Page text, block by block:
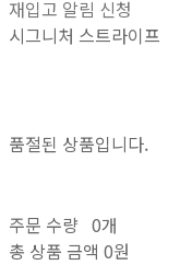
재입고 알림 신청
시그니처 스트라이프
품절된 상품입니다.
주문 수량 0개
총 상품 금액 0원